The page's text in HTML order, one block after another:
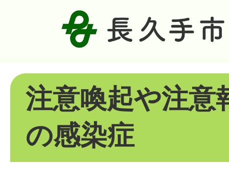
注意喚起や注意
の感染症​